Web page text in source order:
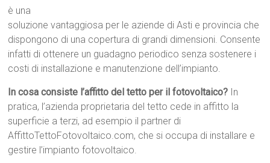
è una
soluzione vantaggiosa per le aziende di Asti e provincia che
dispongono di una copertura di grandi dimensioni. Consente
infatti di ottenere un guadagno periodico senza sostenere i
costi di installazione e manutenzione dell’impianto.
In cosa consiste l’affitto del tetto per il fotovoltaico? In
pratica, l’azienda proprietaria del tetto cede in affitto la
superficie a terzi, ad esempio il partner di
AffittoTettoFotovoltaico.com, che si occupa di installare e
gestire l’impianto fotovoltaico.